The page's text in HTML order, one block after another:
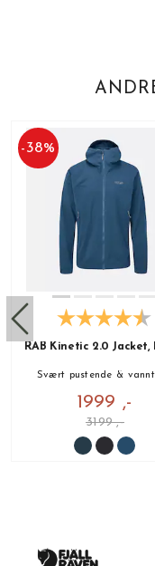
-38%
RAB Kinetic 2.0 Jacket,
Svært pustende &
1999 ,-
3199 ,-